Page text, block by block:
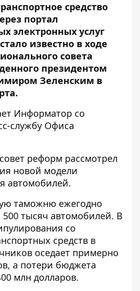
средство
портал
электронных услуг
известно в ходе
совета
президентом
Зеленским в
Информатор со
службу Офиса
реформ рассмотрел
новой модели
автомобилей.
таможню ежегодно
тысяч автомобилей. В
со
средств в
оседает примерно
а потери бюджета
млн долларов.